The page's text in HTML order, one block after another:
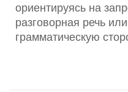
ориентируясь на
разговорная речь
грамматическую